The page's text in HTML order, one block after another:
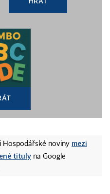
Hospodářské noviny mezi
tituly na Google